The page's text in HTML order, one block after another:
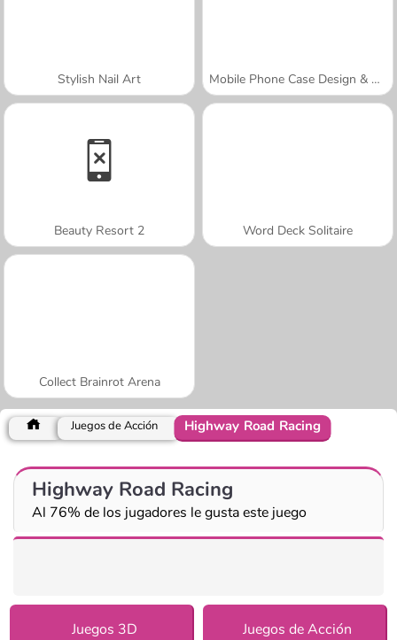
Stylish Nail Art Mobile Phone Case Design & DIY
Beauty Resort 2 Word Deck Solitaire
Collect Brainrot Arena
Juegos de Acción Highway Road Racing
Highway Road Racing
Al 76% de los jugadores le gusta este juego
Juegos 3D Juegos de Acción